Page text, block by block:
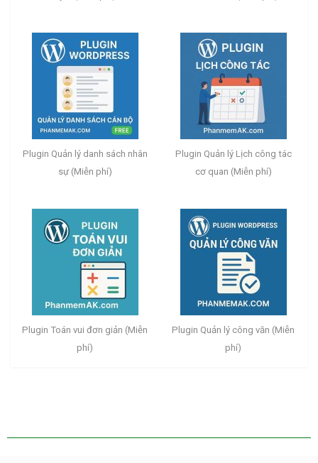
Plugin Quản lý danh sách nhân
sự (Miễn phí)
Plugin Quản lý Lịch công tác
cơ quan (Miễn phí)
Plugin Toán vui đơn giản (Miễn
phí)
Plugin Quản lý công văn (Miễn
phí)